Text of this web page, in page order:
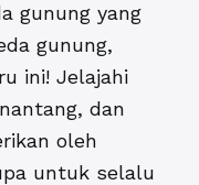
gunung yang
gunung,
ini! Jelajahi
dan
oleh
untuk selalu